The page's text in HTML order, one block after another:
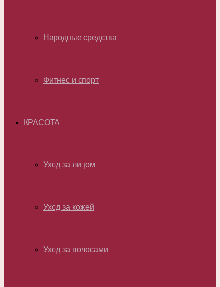
Народные средства
Фитнес и спорт
КРАСОТА
Уход за лицом
Уход за кожей
Уход за волосами